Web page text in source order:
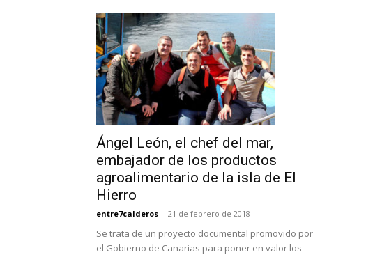
Ángel León, el chef del mar,
embajador de los productos
agroalimentario de la isla de El
Hierro
entre7calderos - 21 de febrero de 2018
Se trata de un proyecto documental promovido por
el Gobierno de Canarias para poner en valor los